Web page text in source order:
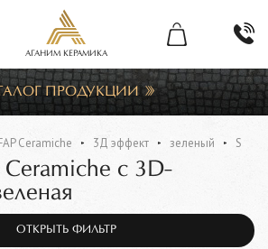
АГАНИМ КЕРАМИКА
ПРОДУКЦИИ
Ceramiche 3Д эффект зеленый S
Ceramiche с 3D-
ОТКРЫТЬ ФИЛЬТР